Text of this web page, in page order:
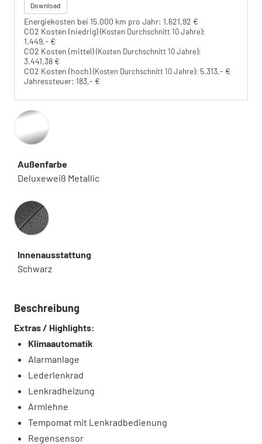
Download
Energiekosten bei 15.000 km pro Jahr: 1.621,92 €
CO2 Kosten (niedrig)(Kosten Durchschnitt 10 Jahre):
1.449,- €
CO2 Kosten (mittel)(Kosten Durchschnitt 10 Jahre):
3.441,38 €
CO2 Kosten (hoch)(Kosten Durchschnitt 10 Jahre): 5.313,- €
Jahressteuer: 183,- €
Außenfarbe
Deluxeweiß Metallic
Innenausstattung
Innenausstattung
Schwarz
Beschreibung
Extras / Highlights:
Klimaautomatik
Alarmanlage
Lederlenkrad
Lenkradheizung
Armlehne
Tempomat mit Lenkradbedienung
Regensensor